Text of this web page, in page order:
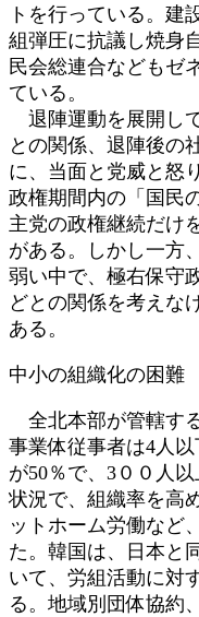
トを行っている。建
組弾圧に抗議し焼身
民会総連合などもゼ
ている。
退陣運動を展開し
との関係、退陣後の
に、当面と党威と怒
政権期間内の「国民
主党の政権継続だけ
がある。しかし一方
弱い中で、極右保守
どとの関係を考えな
ある。
中小の組織化の困難
全北本部が管轄す
事業体従事者は4人
が50％で、3００人
状況で、組織率を高
ットホーム労働など
た。韓国は、日本と
いて、労組活動に対
る。地域別団体協約